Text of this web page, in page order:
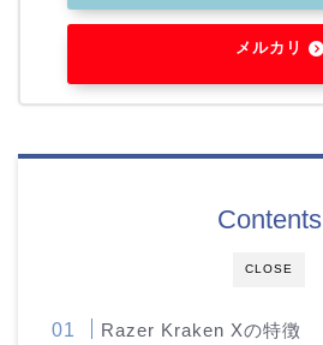
メルカリ
CLOSE
Contents
Razer Kraken Xの特徴